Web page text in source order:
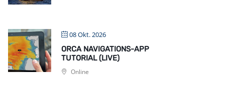
08 Okt. 2026
ORCA NAVIGATIONS-APP
TUTORIAL (LIVE)
Online